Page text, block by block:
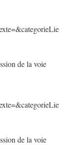
de la voie
de la voie